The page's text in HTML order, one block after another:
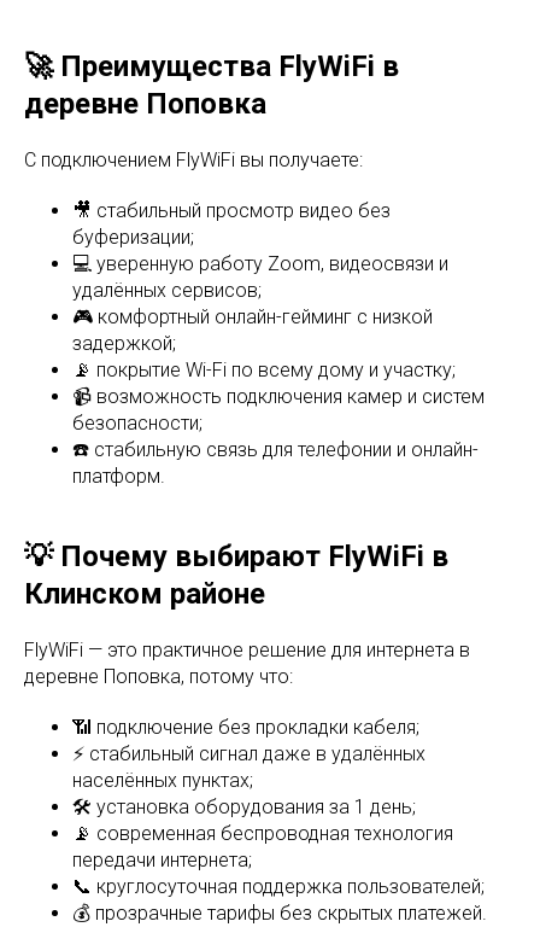
🚀 Преимущества FlyWiFi в
деревне Поповка
С подключением FlyWiFi вы получаете:
🎥 стабильный просмотр видео без
буферизации;
💻 уверенную работу Zoom, видеосвязи и
удалённых сервисов;
🎮 комфортный онлайн-гейминг с низкой
задержкой;
📡 покрытие Wi-Fi по всему дому и участку;
📹 возможность подключения камер и систем
безопасности;
☎️ стабильную связь для телефонии и онлайн-
платформ.
💡 Почему выбирают FlyWiFi в
Клинском районе
FlyWiFi — это практичное решение для интернета в
деревне Поповка, потому что:
📶 подключение без прокладки кабеля;
⚡ стабильный сигнал даже в удалённых
населённых пунктах;
🛠 установка оборудования за 1 день;
📡 современная беспроводная технология
передачи интернета;
📞 круглосуточная поддержка пользователей;
💰 прозрачные тарифы без скрытых платежей.